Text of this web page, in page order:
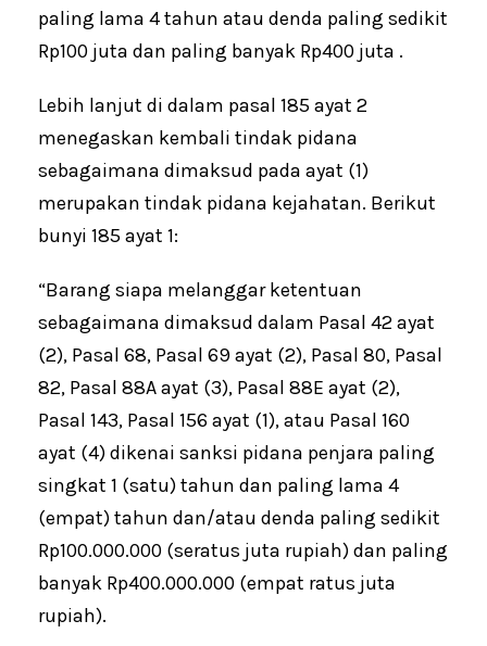
paling lama 4 tahun atau denda paling sedikit
Rp100 juta dan paling banyak Rp400 juta .
Lebih lanjut di dalam pasal 185 ayat 2
menegaskan kembali tindak pidana
sebagaimana dimaksud pada ayat (1)
merupakan tindak pidana kejahatan. Berikut
bunyi 185 ayat 1:
“Barang siapa melanggar ketentuan
sebagaimana dimaksud dalam Pasal 42 ayat
(2), Pasal 68, Pasal 69 ayat (2), Pasal 80, Pasal
82, Pasal 88A ayat (3), Pasal 88E ayat (2),
Pasal 143, Pasal 156 ayat (1), atau Pasal 160
ayat (4) dikenai sanksi pidana penjara paling
singkat 1 (satu) tahun dan paling lama 4
(empat) tahun dan/atau denda paling sedikit
Rp100.000.000 (seratus juta rupiah) dan paling
banyak Rp400.000.000 (empat ratus juta
rupiah).